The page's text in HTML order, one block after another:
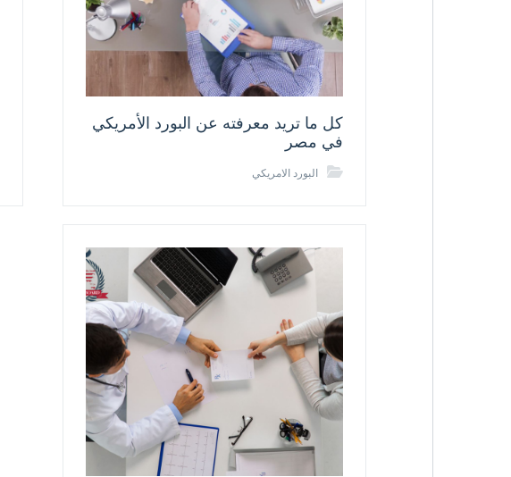
كل ما تريد معرفته عن البورد الأمريكي
في مصر
البورد الامريكي